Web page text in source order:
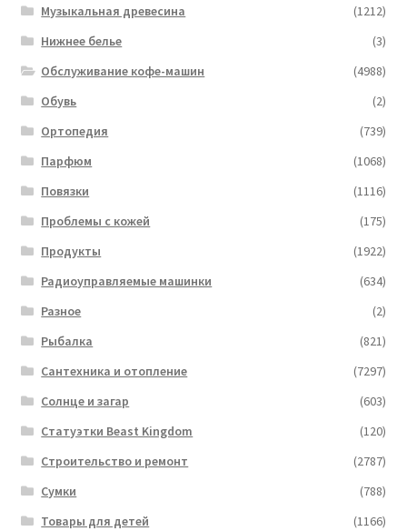
Музыкальная древесина
(1212)
Нижнее белье
(3)
Обслуживание кофе-машин
(4988)
Обувь
(2)
Ортопедия
(739)
Парфюм
(1068)
Повязки
(1116)
Проблемы с кожей
(175)
Продукты
(1922)
Радиоуправляемые машинки
(634)
Разное
(2)
Рыбалка
(821)
Сантехника и отопление
(7297)
Солнце и загар
(603)
Статуэтки Beast Kingdom
(120)
Строительство и ремонт
(2787)
Сумки
(788)
Товары для детей
(1166)